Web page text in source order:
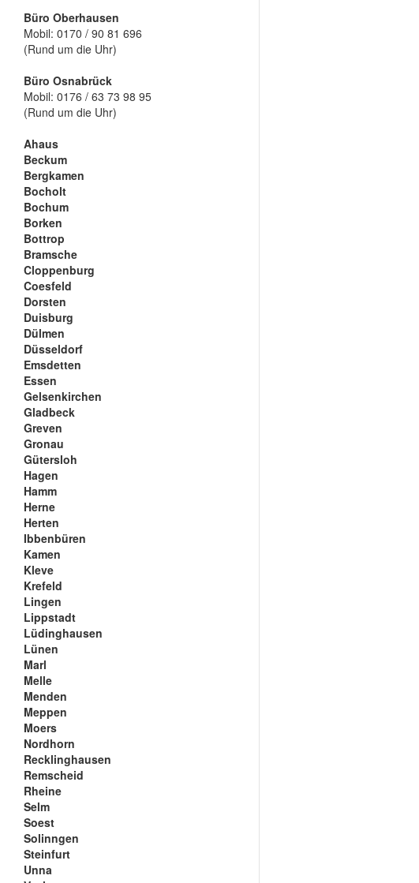
Büro Oberhausen
Mobil: 0170 / 90 81 696
(Rund um die Uhr)
Büro Osnabrück
Mobil: 0176 / 63 73 98 95
(Rund um die Uhr)
Ahaus
Beckum
Bergkamen
Bocholt
Bochum
Borken
Bottrop
Bramsche
Cloppenburg
Coesfeld
Dorsten
Duisburg
Dülmen
Düsseldorf
Emsdetten
Essen
Gelsenkirchen
Gladbeck
Greven
Gronau
Gütersloh
Hagen
Hamm
Herne
Herten
Ibbenbüren
Kamen
Kleve
Krefeld
Lingen
Lippstadt
Lüdinghausen
Lünen
Marl
Melle
Menden
Meppen
Moers
Nordhorn
Recklinghausen
Remscheid
Rheine
Selm
Soest
Solinngen
Steinfurt
Unna